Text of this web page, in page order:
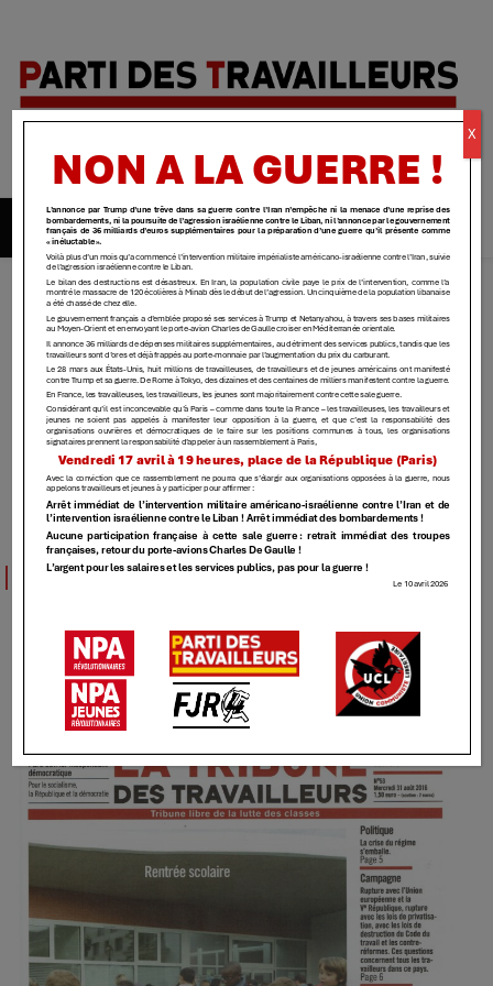
Parti des
travailleurs
| Yvelines
TT – 53 – [Rentrée scolaire: Parents, savez-
vous dans quelles conditions votre enfant
Elundmin 31 AOÛT 2016
X